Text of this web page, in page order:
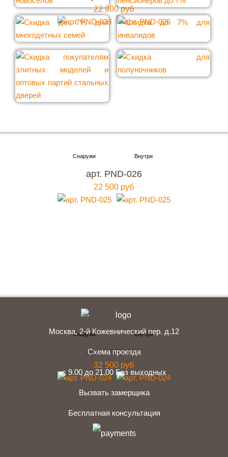
22 900 руб
арт. PND-026
22 500 руб
арт. PND-025
32 500 руб
Хотите купить металлическую входную дверь в
Москве
с гарантией качества и по привлекательной
цене?
Москва, 2-й Кожевнический пер. д.12
Схема проезда
с 9.00 до 21.00 Без выходных
Вызвать замерщика
Бесплатная консультация